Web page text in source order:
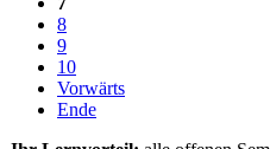
8
9
10
Vorwärts
Ende